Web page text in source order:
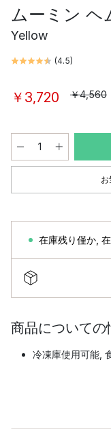
ムーミン ヘ
Yellow
(4.5)
￥3,720 ￥4,560
在庫残り僅か
商品についての
冷凍庫使用可能,